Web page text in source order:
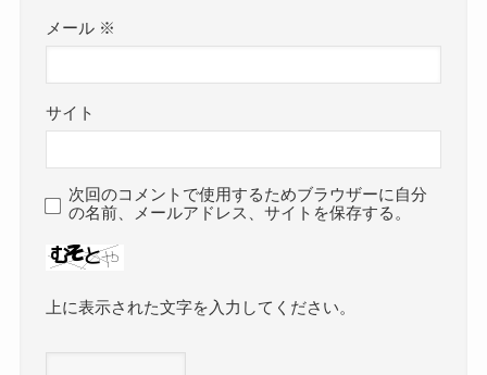
メール ※
サイト
次回のコメントで使用するためブラウザーに自分
の名前、メールアドレス、サイトを保存する。
上に表示された文字を入力してください。